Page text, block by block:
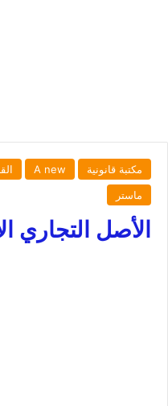
مكتبة قانونية A new
ماستر
الأصل التجاري